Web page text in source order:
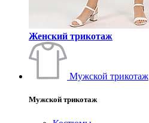
Женский трикотаж
Мужской трикотаж
Мужской трикотаж